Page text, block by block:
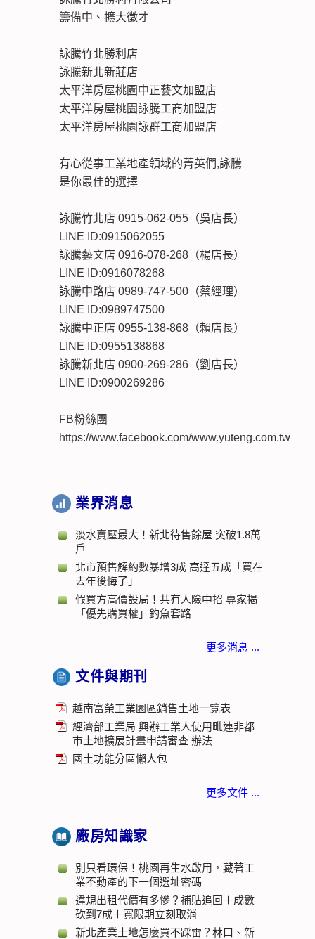
籌備中、擴大徵才
詠騰竹北勝利店
詠騰新北新莊店
太平洋房屋桃園中正藝文加盟店
太平洋房屋桃園詠騰工商加盟店
太平洋房屋桃園詠群工商加盟店
有心從事工業地產領域的菁英們,詠騰
是你最佳的選擇
詠騰竹北店 0915-062-055（吳店長）
LINE ID:0915062055
詠騰藝文店 0916-078-268（楊店長）
LINE ID:0916078268
詠騰中路店 0989-747-500（蔡經理）
LINE ID:0989747500
詠騰中正店 0955-138-868（賴店長）
LINE ID:0955138868
詠騰新北店 0900-269-286（劉店長）
LINE ID:0900269286
FB粉絲團
https://www.facebook.com/www.yuteng.com.tw
業界消息
淡水賣壓最大！新北待售餘屋 突破1.8萬
戶
北市預售解約數暴增3成 高達五成「買在
去年後悔了」
假買方高價設局！共有人險中招 專家揭
「優先購買權」釣魚套路
更多消息 ...
文件與期刊
越南富榮工業園區銷售土地一覽表
經濟部工業局 興辦工業人使用毗連非都
市土地擴展計畫申請審查 辦法
國土功能分區懶人包
更多文件 ...
廠房知識家
別只看環保！桃園再生水啟用，藏著工
業不動產的下一個選址密碼
違規出租代價有多慘？補貼追回＋成數
砍到7成＋寬限期立刻取消
新北產業土地怎麼買不踩雷？林口、新